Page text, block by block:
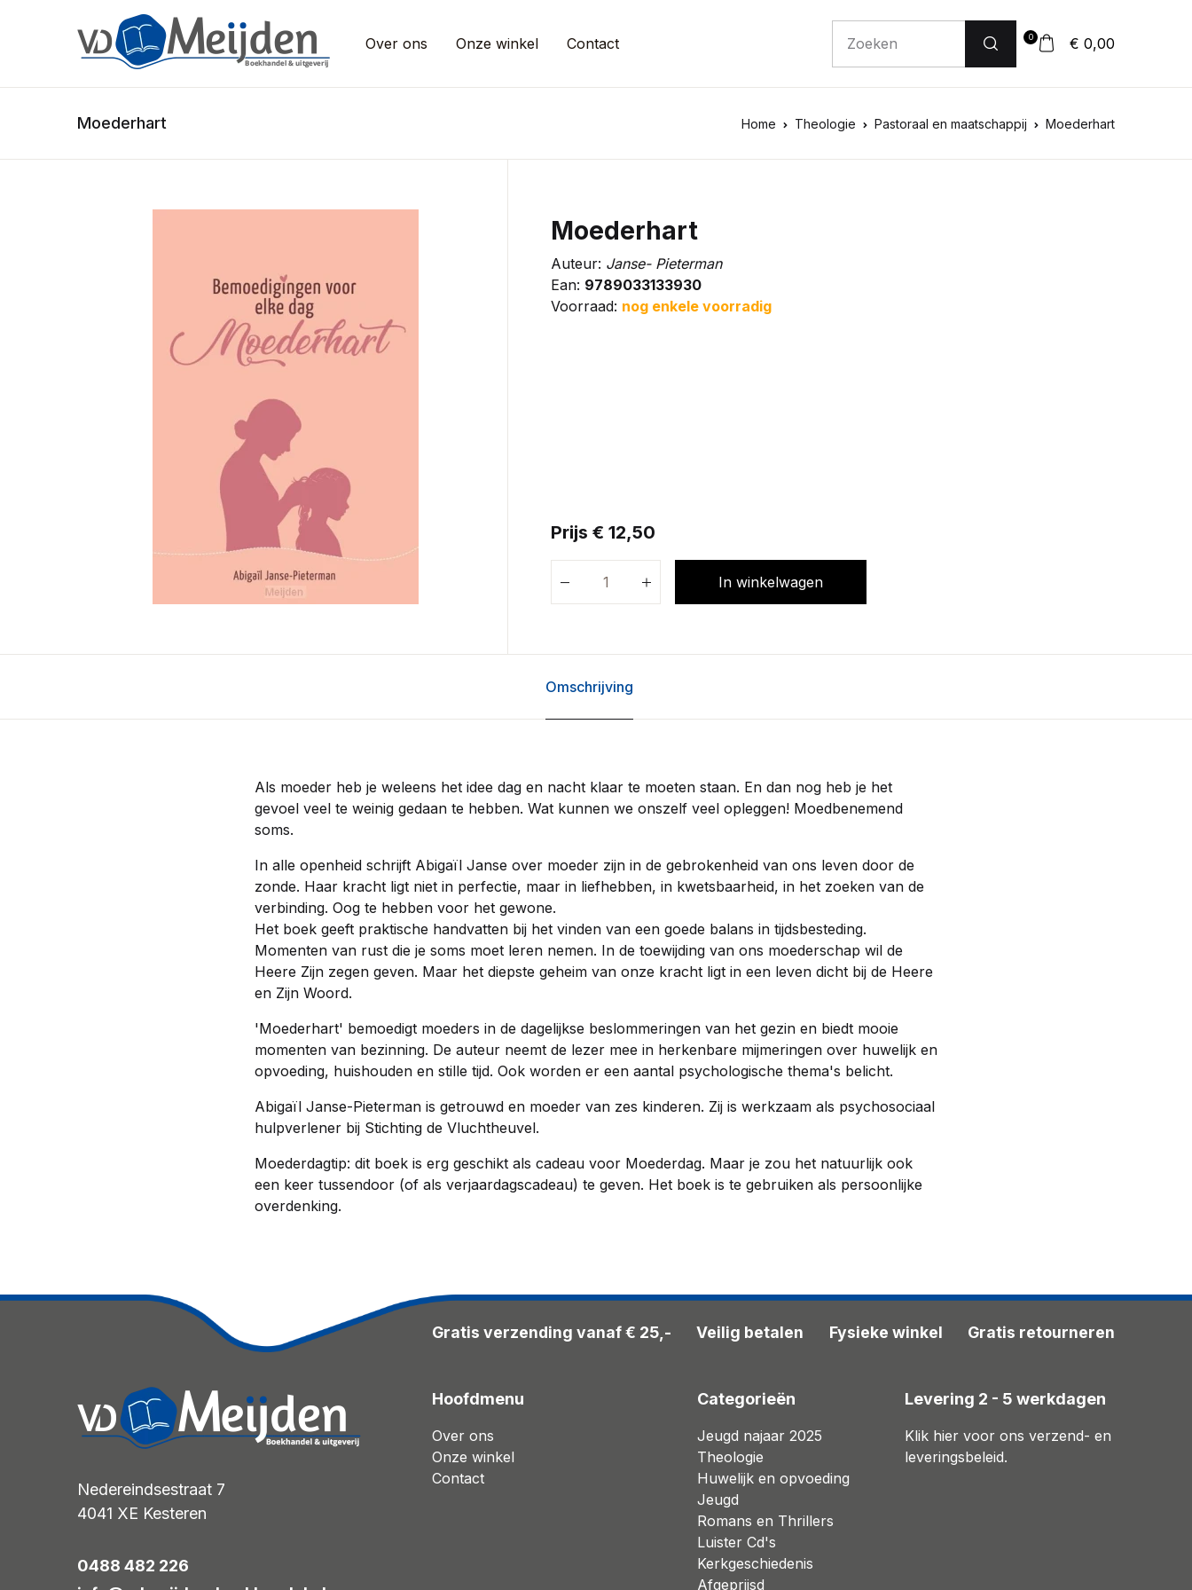
Over ons Onze winkel Contact 0 € 0,00
Moederhart Home Theologie Pastoraal en maatschappij Moederhart
Moederhart
Auteur: Janse- Pieterman
Ean: 9789033133930
Voorraad: nog enkele voorradig
Prijs € 12,50
In winkelwagen
Omschrijving
Als moeder heb je weleens het idee dag en nacht klaar te moeten staan. En dan nog heb je het
gevoel veel te weinig gedaan te hebben. Wat kunnen we onszelf veel opleggen! Moedbenemend
soms.
In alle openheid schrijft Abigaïl Janse over moeder zijn in de gebrokenheid van ons leven door de
zonde. Haar kracht ligt niet in perfectie, maar in liefhebben, in kwetsbaarheid, in het zoeken van de
verbinding. Oog te hebben voor het gewone.
Het boek geeft praktische handvatten bij het vinden van een goede balans in tijdsbesteding.
Momenten van rust die je soms moet leren nemen. In de toewijding van ons moederschap wil de
Heere Zijn zegen geven. Maar het diepste geheim van onze kracht ligt in een leven dicht bij de Heere
en Zijn Woord.
'Moederhart' bemoedigt moeders in de dagelijkse beslommeringen van het gezin en biedt mooie
momenten van bezinning. De auteur neemt de lezer mee in herkenbare mijmeringen over huwelijk en
opvoeding, huishouden en stille tijd. Ook worden er een aantal psychologische thema's belicht.
Abigaïl Janse-Pieterman is getrouwd en moeder van zes kinderen. Zij is werkzaam als psychosociaal
hulpverlener bij Stichting de Vluchtheuvel.
Moederdagtip: dit boek is erg geschikt als cadeau voor Moederdag. Maar je zou het natuurlijk ook
een keer tussendoor (of als verjaardagscadeau) te geven. Het boek is te gebruiken als persoonlijke
overdenking.
Gratis verzending vanaf € 25,- Veilig betalen Fysieke winkel Gratis retourneren
Nedereindsestraat 7
4041 XE Kesteren
0488 482 226
Hoofdmenu
Over ons
Onze winkel
Contact
Categorieën
Jeugd najaar 2025
Theologie
Huwelijk en opvoeding
Jeugd
Romans en Thrillers
Luister Cd's
Kerkgeschiedenis
Afgeprijsd
Levering 2 - 5 werkdagen
Klik hier voor ons verzend- en
leveringsbeleid.